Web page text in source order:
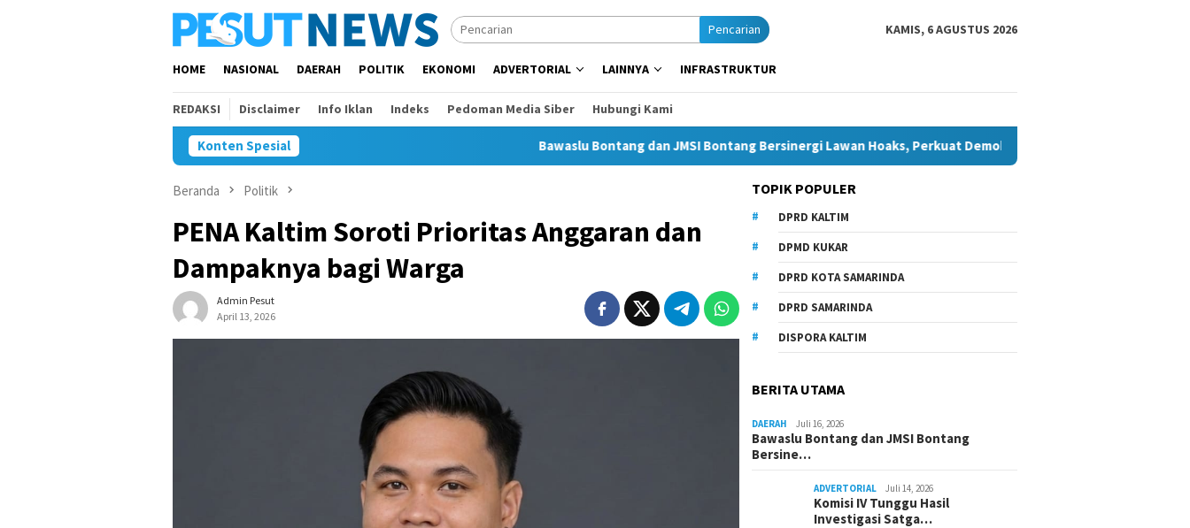
Pencarian KAMIS, 6 AGUSTUS 2026
HOME NASIONAL DAERAH POLITIK EKONOMI ADVERTORIAL LAINNYA INFRASTRUKTUR
REDAKSI Disclaimer Info Iklan Indeks Pedoman Media Siber Hubungi Kami
Konten Spesial Bawaslu Bontang dan JMSI Bontang Bersinergi Lawan Hoaks, Perkuat Demokrasi Jelang Pemilu 2029
Beranda Politik
PENA Kaltim Soroti Prioritas Anggaran dan
Dampaknya bagi Warga
Admin Pesut
April 13, 2026
TOPIK POPULER
DPRD KALTIM
DPMD KUKAR
DPRD KOTA SAMARINDA
DPRD SAMARINDA
DISPORA KALTIM
BERITA UTAMA
DAERAH Juli 16, 2026
Bawaslu Bontang dan JMSI Bontang
Bersine…
ADVERTORIAL Juli 14, 2026
Komisi IV Tunggu Hasil
Investigasi Satga…